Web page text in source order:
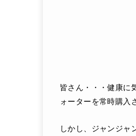
皆さん・・・健康に
ォーターを常時購入
しかし、ジャンジャ